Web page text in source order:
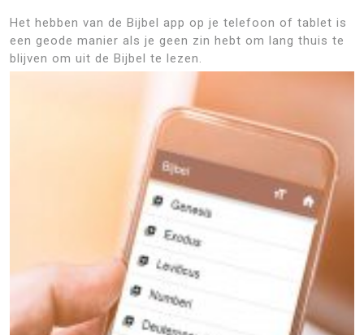
Het hebben van de Bijbel app op je telefoon of tablet is
een geode manier als je geen zin hebt om lang thuis te
blijven om uit de Bijbel te lezen.